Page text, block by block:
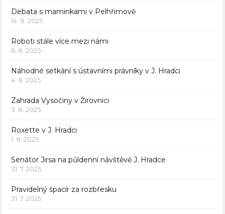
Debata s maminkami v Pelhřimově
14. 8. 2025
Roboti stále více mezi námi
6. 8. 2025
Náhodné setkání s ústavními právníky v J. Hradci
4. 8. 2025
Zahrada Vysočiny v Žirovnici
3. 8. 2025
Roxette v J. Hradci
1. 8. 2025
Senátor Jirsa na půldenní návštěvě J. Hradce
31. 7. 2025
Pravidelný špacír za rozbřesku
31. 7. 2025